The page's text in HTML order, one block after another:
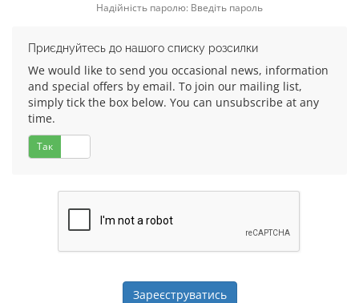
Надійність паролю: Введіть пароль
Приєднуйтесь до нашого списку розсилки
We would like to send you occasional news, information
and special offers by email. To join our mailing list,
simply tick the box below. You can unsubscribe at any
time.
Так